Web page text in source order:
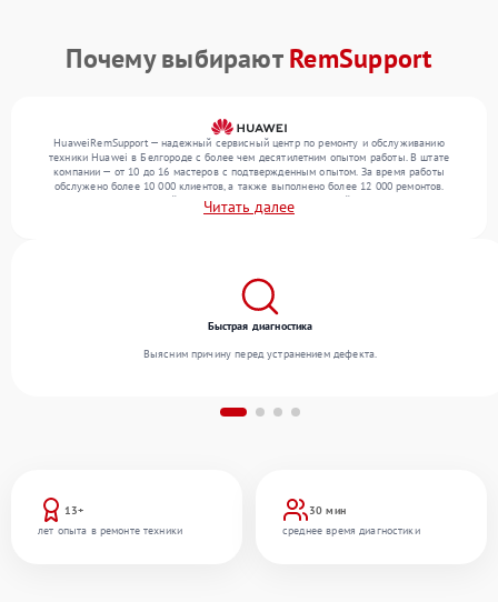
Почему выбираютRemSupport
HuaweiRemSupport — надежный сервисный центр по ремонту и обслуживанию
техники Huawei в Белгороде с более чем десятилетним опытом работы. В штате
компании — от 10 до 16 мастеров с подтвержденным опытом. За время работы
обслужено более 10 000 клиентов, а также выполнено более 12 000 ремонтов.
Ежемесячно в сервисный центр поступает более 300 устройств, включая , , . Мы
беремся за задачи любой сложности и поддерживаем высокий стандарт качества
Читать далее
13+
лет опыта в ремонте техники
30 мин
среднее время диагностики
Быстрая диагностика
Выясним причину перед устранением дефекта.